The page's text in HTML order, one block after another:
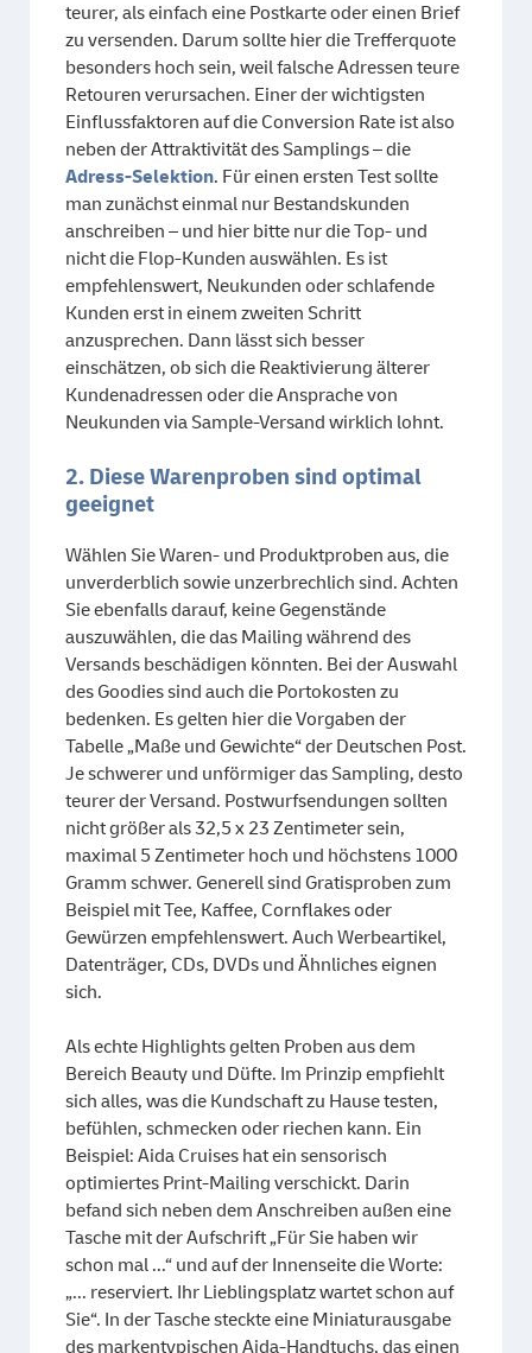
teurer, als einfach eine Postkarte oder einen Brief
zu versenden. Darum sollte hier die Trefferquote
besonders hoch sein, weil falsche Adressen teure
Retouren verursachen. Einer der wichtigsten
Einflussfaktoren auf die Conversion Rate ist also
neben der Attraktivität des Samplings – die
Adress-Selektion. Für einen ersten Test sollte
man zunächst einmal nur Bestandskunden
anschreiben – und hier bitte nur die Top- und
nicht die Flop-Kunden auswählen. Es ist
empfehlenswert, Neukunden oder schlafende
Kunden erst in einem zweiten Schritt
anzusprechen. Dann lässt sich besser
einschätzen, ob sich die Reaktivierung älterer
Kundenadressen oder die Ansprache von
Neukunden via Sample-Versand wirklich lohnt.
2. Diese Warenproben sind optimal
geeignet
Wählen Sie Waren- und Produktproben aus, die
unverderblich sowie unzerbrechlich sind. Achten
Sie ebenfalls darauf, keine Gegenstände
auszuwählen, die das Mailing während des
Versands beschädigen könnten. Bei der Auswahl
des Goodies sind auch die Portokosten zu
bedenken. Es gelten hier die Vorgaben der
Tabelle „Maße und Gewichte“ der Deutschen Post.
Je schwerer und unförmiger das Sampling, desto
teurer der Versand. Postwurfsendungen sollten
nicht größer als 32,5 x 23 Zentimeter sein,
maximal 5 Zentimeter hoch und höchstens 1000
Gramm schwer. Generell sind Gratisproben zum
Beispiel mit Tee, Kaffee, Cornflakes oder
Gewürzen empfehlenswert. Auch Werbeartikel,
Datenträger, CDs, DVDs und Ähnliches eignen
sich.
Als echte Highlights gelten Proben aus dem
Bereich Beauty und Düfte. Im Prinzip empfiehlt
sich alles, was die Kundschaft zu Hause testen,
befühlen, schmecken oder riechen kann. Ein
Beispiel: Aida Cruises hat ein sensorisch
optimiertes Print-Mailing verschickt. Darin
befand sich neben dem Anschreiben außen eine
Tasche mit der Aufschrift „Für Sie haben wir
schon mal ...“ und auf der Innenseite die Worte:
„... reserviert. Ihr Lieblingsplatz wartet schon auf
Sie“. In der Tasche steckte eine Miniaturausgabe
des markentypischen Aida-Handtuchs, das einen